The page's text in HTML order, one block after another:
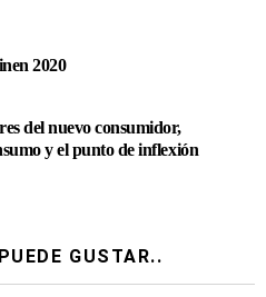
2020
del nuevo consumidor,
y el punto de inflexión
GUSTAR..